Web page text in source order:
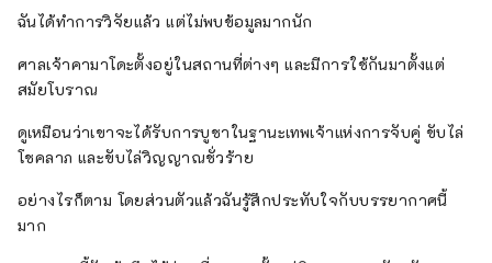
ฉันได้ทำการวิจัยแล้ว แต่ไม่พบข้อมูลมากนัก
ศาลเจ้าคามาโดะตั้งอยู่ในสถานที่ต่างๆ และมีการใช้กันมาตั้งแต่
สมัยโบราณ
ดูเหมือนว่าเขาจะได้รับการบูชาในฐานะเทพเจ้าแห่งการจับคู่ ขับไล่
โชคลาภ และขับไล่วิญญาณชั่วร้าย
อย่างไรก็ตาม โดยส่วนตัวแล้วฉันรู้สึกประทับใจกับบรรยากาศนี้
มาก